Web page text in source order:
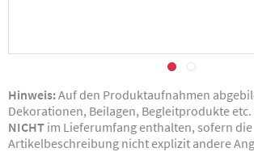
Hinweis:Auf den Produktaufnahmen
Dekorationen, Beilagen, Begleitprodukte
NICHT im Lieferumfang enthalten, sofern die
Artikelbeschreibung nicht explizit andere